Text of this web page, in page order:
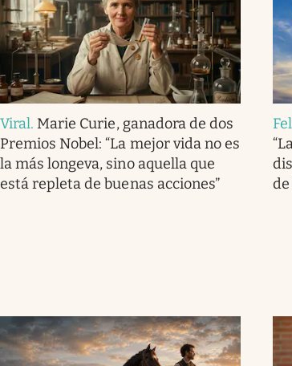
Viral. Marie Curie, ganadora de dos
Premios Nobel: “La mejor vida no es
la más longeva, sino aquella que
está repleta de buenas acciones”